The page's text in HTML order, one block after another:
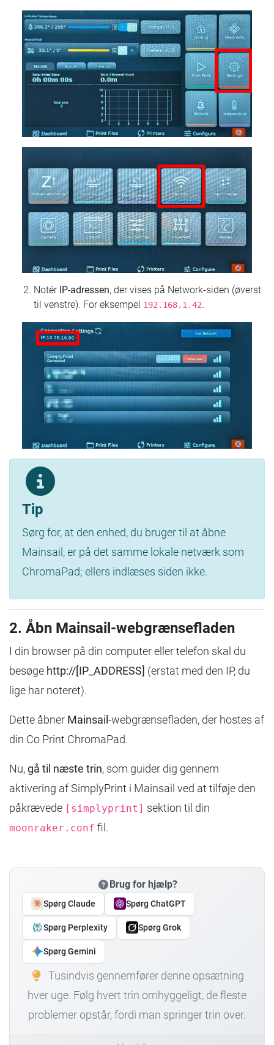
Notér IP-adressen, der vises på Network-siden (øverst
til venstre). For eksempel 192.168.1.42.
Tip
Sørg for, at den enhed, du bruger til at åbne
Mainsail, er på det samme lokale netværk som
ChromaPad; ellers indlæses siden ikke.
2. Åbn Mainsail-webgrænsefladen
I din browser på din computer eller telefon skal du
besøge http://[IP_ADDRESS] (erstat med den IP, du
lige har noteret).
Dette åbner Mainsail-webgrænsefladen, der hostes af
din Co Print ChromaPad.
Nu,gå til næste trin, som guider dig gennem
aktivering af SimplyPrint i Mainsail ved at tilføje den
påkrævede [simplyprint] sektion til din
moonraker.conf fil.
Brug for hjælp?
Spørg Claude Spørg ChatGPT
Spørg Perplexity Spørg Grok
Spørg Gemini
Tusindvis gennemfører denne opsætning
hver uge. Følg hvert trin omhyggeligt, de fleste
problemer opstår, fordi man springer trin over.